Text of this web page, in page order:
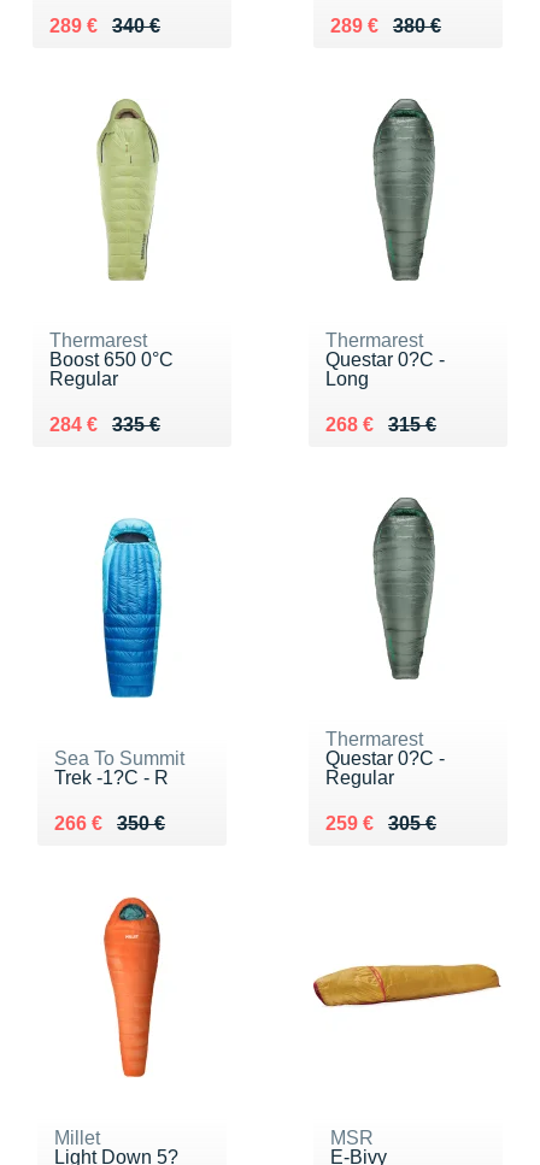
340 €
Au lieu de 340 €
289 €
Vendu 289 € 380 €
Au lieu de 380 €
289 €
Vendu 289 €
Thermarest
Boost 650 0°C
Regular
335 €
Au lieu de 335 €
284 €
Vendu 284 €
Thermarest
Questar 0?C -
Long
315 €
Au lieu de 315 €
268 €
Vendu 268 €
Sea To Summit
Trek -1?C - R
350 €
Au lieu de 350 €
266 €
Vendu 266 €
Thermarest
Questar 0?C -
Regular
305 €
Au lieu de 305 €
259 €
Vendu 259 €
Millet
Light Down 5?
MSR
E-Bivy